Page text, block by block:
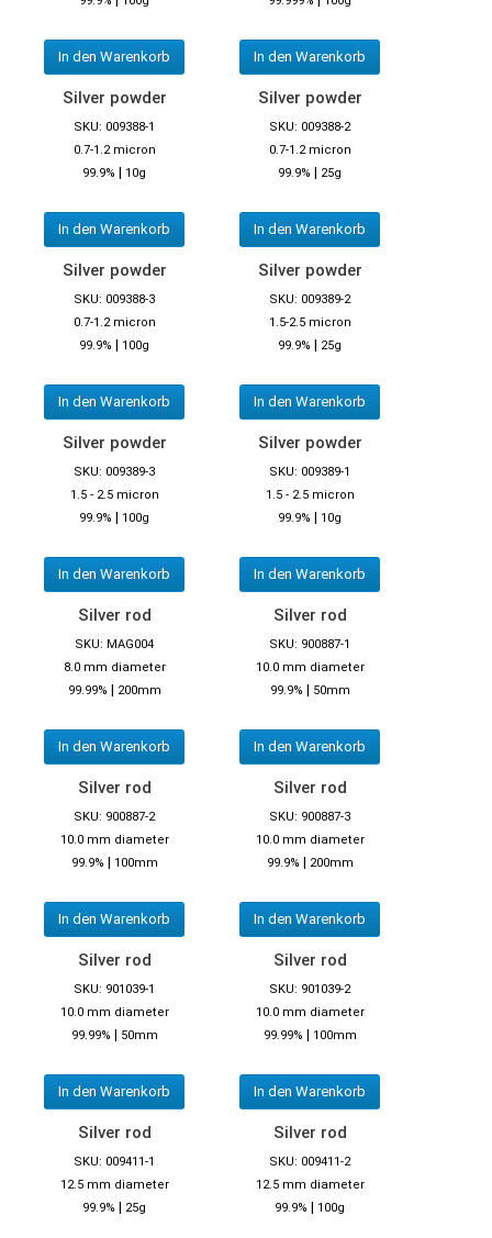
In den Warenkorb In den Warenkorb
Silver powder
SKU: 009388-1
0.7-1.2 micron
99.9% | 10g
In den Warenkorb
Silver powder
SKU: 009388-2
0.7-1.2 micron
99.9% | 25g
In den Warenkorb
Silver powder
SKU: 009388-3
0.7-1.2 micron
99.9% | 100g
In den Warenkorb
Silver powder
SKU: 009389-2
1.5-2.5 micron
99.9% | 25g
In den Warenkorb
Silver powder
SKU: 009389-3
1.5 - 2.5 micron
99.9% | 100g
In den Warenkorb
Silver powder
SKU: 009389-1
1.5 - 2.5 micron
99.9% | 10g
In den Warenkorb
Silver rod
SKU: MAG004
8.0 mm diameter
99.99% | 200mm
In den Warenkorb
Silver rod
SKU: 900887-1
10.0 mm diameter
99.9% | 50mm
In den Warenkorb
Silver rod
SKU: 900887-2
10.0 mm diameter
99.9% | 100mm
In den Warenkorb
Silver rod
SKU: 900887-3
10.0 mm diameter
99.9% | 200mm
In den Warenkorb
Silver rod
SKU: 901039-1
10.0 mm diameter
99.99% | 50mm
In den Warenkorb
Silver rod
SKU: 901039-2
10.0 mm diameter
99.99% | 100mm
In den Warenkorb
Silver rod
SKU: 009411-1
12.5 mm diameter
99.9% | 25g
Silver rod
SKU: 009411-2
12.5 mm diameter
99.9% | 100g